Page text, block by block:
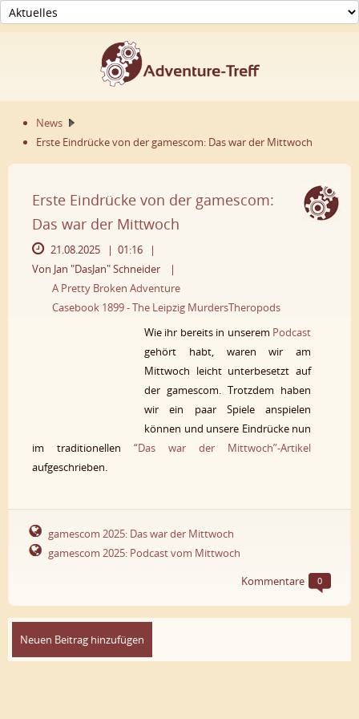
News
Erste Eindrücke von der gamescom: Das war der Mittwoch
Erste Eindrücke von der gamescom:
Das war der Mittwoch
21.08.2025 | 01:16 |
Von Jan "DasJan" Schneider
|
A Pretty Broken Adventure
Casebook 1899 - The Leipzig MurdersTheropods
Wie ihr bereits in unserem Podcast
gehört habt, waren wir am
Mittwoch leicht unterbesetzt auf
der gamescom. Trotzdem haben
wir ein paar Spiele anspielen
können und unsere Eindrücke nun
im traditionellen “Das war der Mittwoch”-Artikel
aufgeschrieben.
gamescom 2025: Das war der Mittwoch
gamescom 2025: Podcast vom Mittwoch
Kommentare
0
Neuen Beitrag hinzufügen